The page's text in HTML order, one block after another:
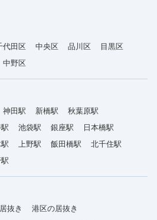
代田区 中央区 品川区
目黒区
中野区
神田駅 新橋駅
秋葉原駅
池袋駅 銀座駅
日本橋駅
上野駅 飯田橋駅
北千住駅
抜き
港区の居抜き